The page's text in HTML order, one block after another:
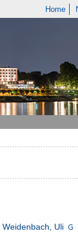
Home
Weidenbach, Uli